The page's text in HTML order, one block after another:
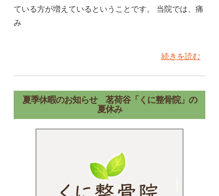
ている方が増えているということです。 当院では、痛
み
続きを読む
夏季休暇のお知らせ 茗荷谷「くに整骨院」の
夏休み